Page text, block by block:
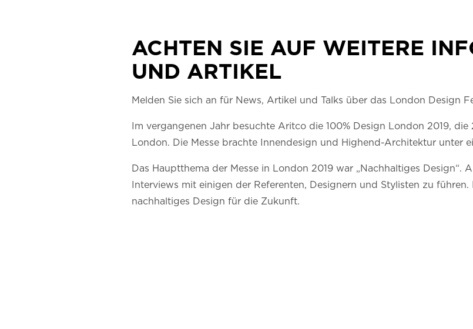
ACHTEN SIE AUF WEITERE
UND ARTIKEL
Melden Sie sich an für News, Artikel und Talks über das London Design
Im vergangenen Jahr besuchte Aritco die 100% Design London 2019,
London. Die Messe brachte Innendesign und Highend-Architektur unter
Das Hauptthema der Messe in London 2019 war „Nachhaltiges Design“.
Interviews mit einigen der Referenten, Designern und Stylisten zu
nachhaltiges Design für die Zukunft.